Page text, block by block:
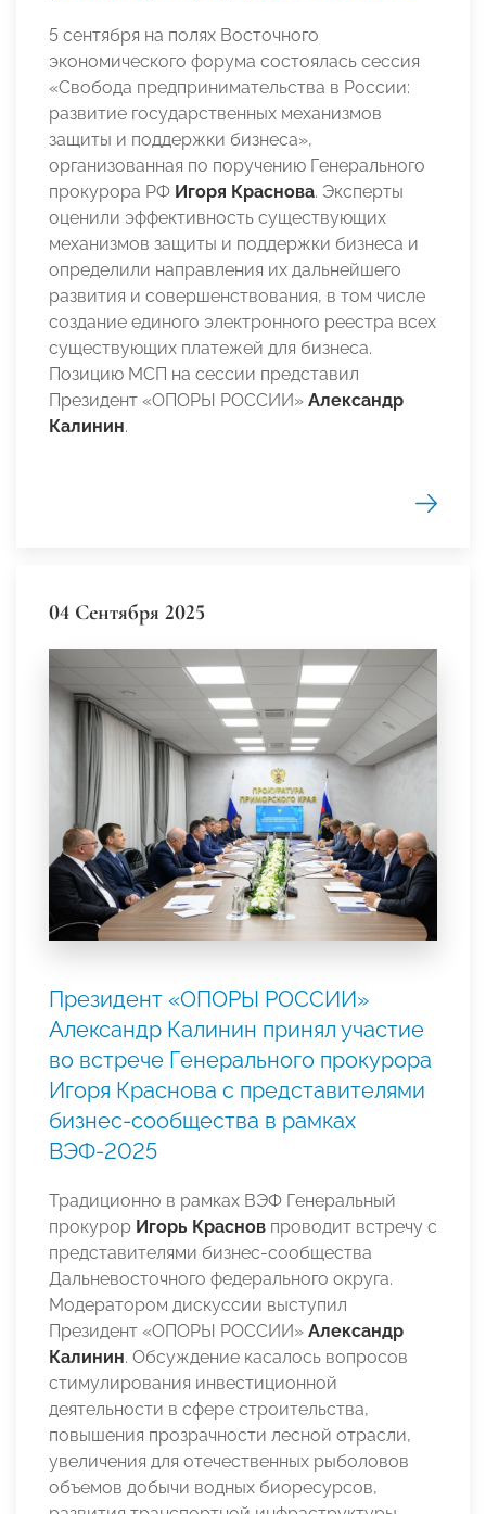
5 сентября на полях Восточного
экономического форума состоялась сессия
«Свобода предпринимательства в России:
развитие государственных механизмов
защиты и поддержки бизнеса»,
организованная по поручению Генерального
прокурора РФ Игоря Краснова. Эксперты
оценили эффективность существующих
механизмов защиты и поддержки бизнеса и
определили направления их дальнейшего
развития и совершенствования, в том числе
создание единого электронного реестра всех
существующих платежей для бизнеса.
Позицию МСП на сессии представил
Президент «ОПОРЫ РОССИИ» Александр
Калинин.
04 Сентября 2025
Президент «ОПОРЫ РОССИИ»
Александр Калинин принял участие
во встрече Генерального прокурора
Игоря Краснова с представителями
бизнес-сообщества в рамках
ВЭФ-2025
Традиционно в рамках ВЭФ Генеральный
прокурор Игорь Краснов проводит встречу с
представителями бизнес-сообщества
Дальневосточного федерального округа.
Модератором дискуссии выступил
Президент «ОПОРЫ РОССИИ» Александр
Калинин. Обсуждение касалось вопросов
стимулирования инвестиционной
деятельности в сфере строительства,
повышения прозрачности лесной отрасли,
увеличения для отечественных рыболовов
объемов добычи водных биоресурсов,